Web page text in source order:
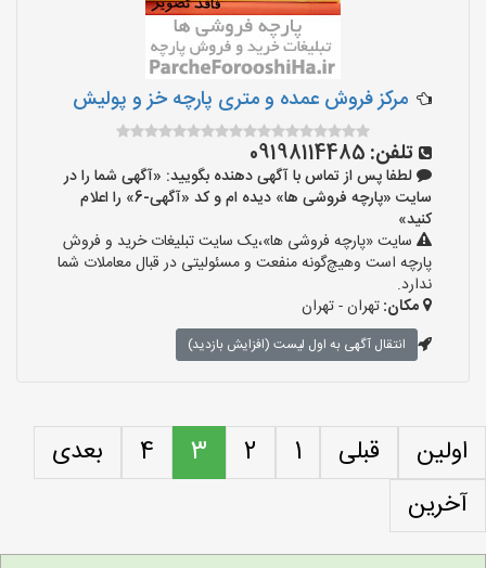
مرکز فروش عمده و متری پارچه خز و پولیش
تلفن: 09198114485
لطفا پس از تماس با آگهی دهنده بگویید: «آگهی شما را در
سایت «پارچه فروشی ها» دیده ام و کد «آگهی-6» را اعلام
کنید»
سایت «پارچه فروشی ها»،یک سایت تبلیغات خرید و فروش
پارچه است وهیچ‌گونه منفعت و مسئولیتی در قبال معاملات شما
ندارد.
مکان:تهران - تهران
انتقال آگهی به اول لیست (افزایش بازدید)
اولین قبلی 1
2
3
4
بعدی
آخرین